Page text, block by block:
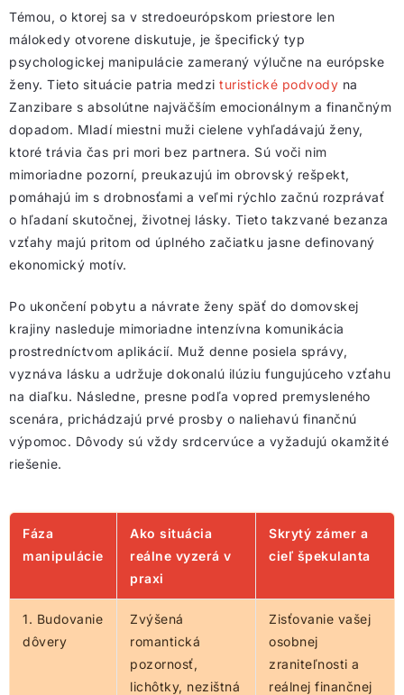
Témou, o ktorej sa v stredoeurópskom priestore len
málokedy otvorene diskutuje, je špecifický typ
psychologickej manipulácie zameraný výlučne na európske
ženy. Tieto situácie patria medzi turistické podvody na
Zanzibare s absolútne najväčším emocionálnym a finančným
dopadom. Mladí miestni muži cielene vyhľadávajú ženy,
ktoré trávia čas pri mori bez partnera. Sú voči nim
mimoriadne pozorní, preukazujú im obrovský rešpekt,
pomáhajú im s drobnosťami a veľmi rýchlo začnú rozprávať
o hľadaní skutočnej, životnej lásky. Tieto takzvané bezanza
vzťahy majú pritom od úplného začiatku jasne definovaný
ekonomický motív.
Po ukončení pobytu a návrate ženy späť do domovskej
krajiny nasleduje mimoriadne intenzívna komunikácia
prostredníctvom aplikácií. Muž denne posiela správy,
vyznáva lásku a udržuje dokonalú ilúziu fungujúceho vzťahu
na diaľku. Následne, presne podľa vopred premysleného
scenára, prichádzajú prvé prosby o naliehavú finančnú
výpomoc. Dôvody sú vždy srdcervúce a vyžadujú okamžité
riešenie.
Fáza
manipulácie
Ako situácia
reálne vyzerá v
praxi
Skrytý zámer a
cieľ špekulanta
1. Budovanie
dôvery
Zvýšená
romantická
pozornosť,
lichôtky, nezištná
Zisťovanie vašej
osobnej
zraniteľnosti a
reálnej finančnej